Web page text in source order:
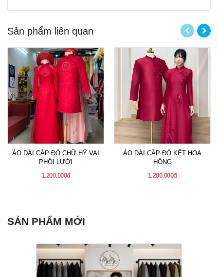
Sản phẩm liên quan
ÁO DÀI CẶP ĐỎ CHỮ HỶ VAI
PHỐI LƯỚI
1.200.000đ
ÁO DÀI CẶP ĐỎ KẾT HOA
HỒNG
1.200.000đ
SẢN PHẨM MỚI